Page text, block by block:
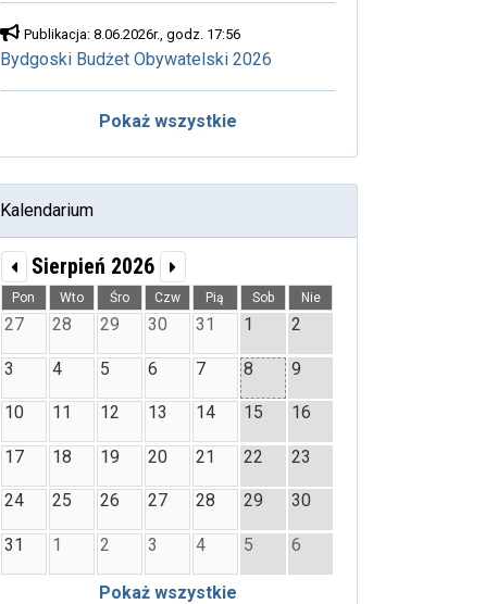
Publikacja: 8.06.2026r., godz. 17:56
Bydgoski Budżet Obywatelski 2026
Pokaż wszystkie
Kalendarium
Sierpień 2026
Pon Wto Śro Czw Pią Sob Nie
27 28 29 30 31 1 2
3 4 5 6 7 8 9
10 11 12 13 14 15 16
17 18 19 20 21 22 23
24 25 26 27 28 29 30
31 1 2 3 4 5 6
Pokaż wszystkie